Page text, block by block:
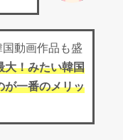
動画作品も盛
大！みたい韓国
が一番のメリッ